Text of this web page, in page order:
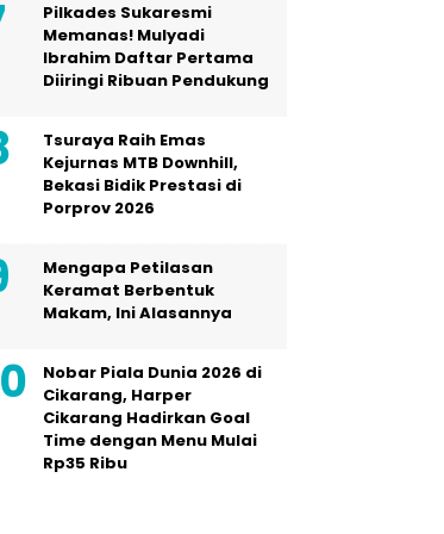
Pilkades Sukaresmi
Memanas! Mulyadi
Ibrahim Daftar Pertama
Diiringi Ribuan Pendukung
Tsuraya Raih Emas
Kejurnas MTB Downhill,
Bekasi Bidik Prestasi di
Porprov 2026
Mengapa Petilasan
Keramat Berbentuk
Makam, Ini Alasannya
Nobar Piala Dunia 2026 di
Cikarang, Harper
Cikarang Hadirkan Goal
Time dengan Menu Mulai
Rp35 Ribu